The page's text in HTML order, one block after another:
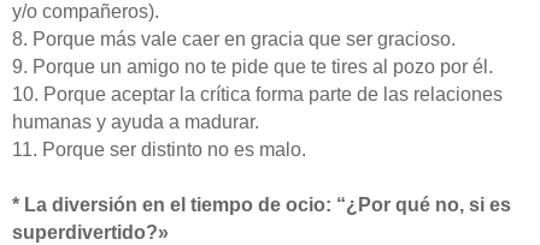
y/o compañeros).
8. Porque más vale caer en gracia que ser gracioso.
9. Porque un amigo no te pide que te tires al pozo por él.
10. Porque aceptar la crítica forma parte de las relaciones
humanas y ayuda a madurar.
11. Porque ser distinto no es malo.
* La diversión en el tiempo de ocio: “¿Por qué no, si es
superdivertido?»